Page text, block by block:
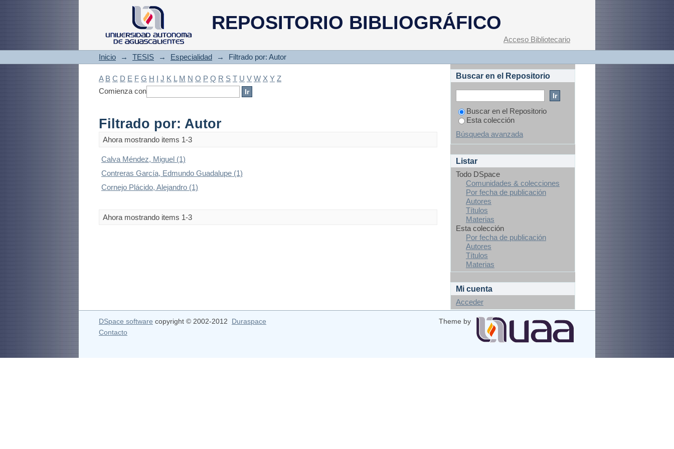
REPOSITORIO BIBLIOGRÁFICO
Filtrado por: Autor
Acceso Bibliotecario
Inicio → TESIS → Especialidad → Filtrado por: Autor
A B C D E F G H I J K L M N O P Q R S T U V W X Y Z
Comienza con
Filtrado por: Autor
Ahora mostrando items 1-3
Calva Méndez, Miguel (1)
Contreras García, Edmundo Guadalupe (1)
Cornejo Plácido, Alejandro (1)
Ahora mostrando items 1-3
Buscar en el Repositorio
Buscar en el Repositorio
Esta colección
Búsqueda avanzada
Listar
Todo DSpace
Comunidades & colecciones
Por fecha de publicación
Autores
Títulos
Materias
Esta colección
Por fecha de publicación
Autores
Títulos
Materias
Mi cuenta
Acceder
DSpace software copyright © 2002-2012 Duraspace
Theme by
Contacto